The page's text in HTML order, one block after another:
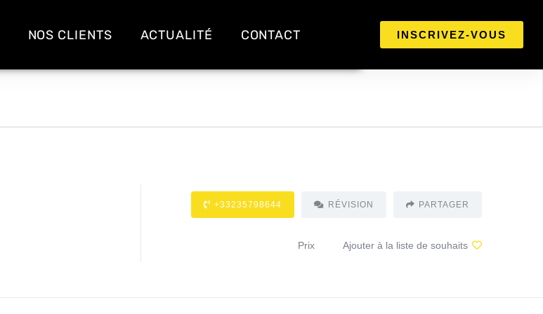
NOS CLIENTS ACTUALITÉ CONTACT INSCRIVEZ-VOUS
+33235798644 RÉVISION PARTAGER
Prix Ajouter à la liste de souhaits